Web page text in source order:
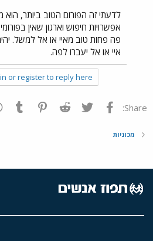
לדעתי זה הפורום הטוב ביותר, הוא
אפשרויות חיפוש וארגון שאין
פה פחות טוב מאיי או אל למשל.
איי או אל יעברו לפה.
or register to reply here.
Share: פייסבוק Twitter
Reddit
מכוניות